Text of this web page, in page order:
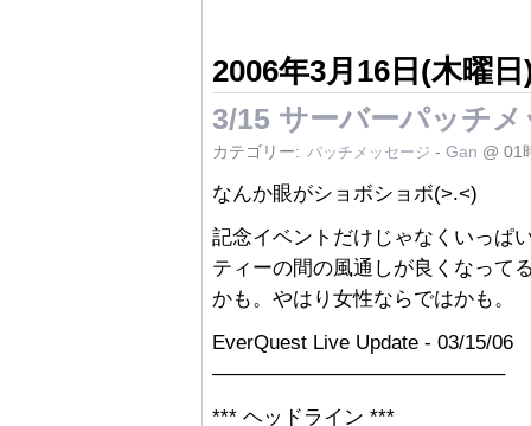
2006年3月16日(木曜日
3/15 サーバーパッチ
カテゴリー: パッチメッセージ - Gan @ 01
なんか眼がショボショボ(>.<)
記念イベントだけじゃなくいっぱ
ティーの間の風通しが良くなって
かも。やはり女性ならではかも。
EverQuest Live Update - 03/15/06
——————————————–
*** ヘッドライン ***